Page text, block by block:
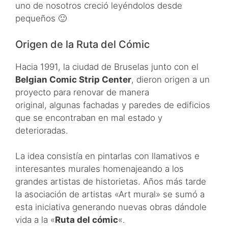
uno de nosotros creció leyéndolos desde
pequeños 🙂
Origen de la Ruta del Cómic
Hacia 1991, la ciudad de Bruselas junto con el
Belgian Comic Strip Center, dieron origen a un
proyecto para renovar de manera
original, algunas fachadas y paredes de edificios
que se encontraban en mal estado y
deterioradas.
La idea consistía en pintarlas con llamativos e
interesantes murales homenajeando a los
grandes artistas de historietas. Años más tarde
la asociación de artistas «Art mural» se sumó a
esta iniciativa generando nuevas obras dándole
vida a la «Ruta del cómic«.